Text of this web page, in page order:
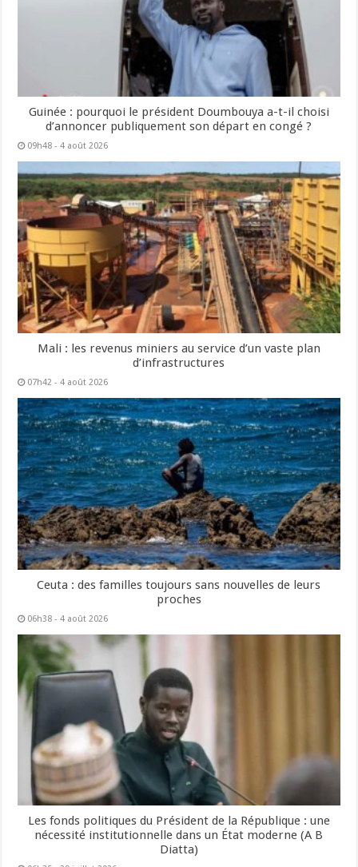
Guinée : pourquoi le président Doumbouya a-t-il choisi
d’annoncer publiquement son départ en congé ?
09h48 - 4 août 2026
Mali : les revenus miniers au service d’un vaste plan
d’infrastructures
07h42 - 4 août 2026
Ceuta : des familles toujours sans nouvelles de leurs
proches
06h38 - 4 août 2026
Les fonds politiques du Président de la République : une
nécessité institutionnelle dans un État moderne (A B
Diatta)